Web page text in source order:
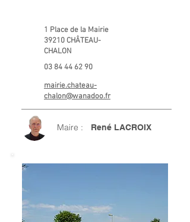
1 Place de la Mairie
39210 CHÂTEAU-
CHALON
03 84 44 62 90
mairie.chateau-
chalon@wanadoo.fr
Maire : René LACROIX